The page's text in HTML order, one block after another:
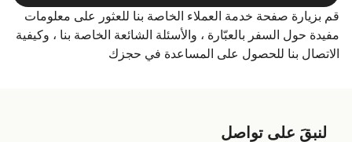
قم بزيارة صفحة خدمة العملاء الخاصة بنا للعثور على معلومات
مفيدة حول السفر بالعبّارة ، والأسئلة الشائعة الخاصة بنا ، وكيفية
الاتصال بنا للحصول على المساعدة في حجزك
لنبقَ على تواصل